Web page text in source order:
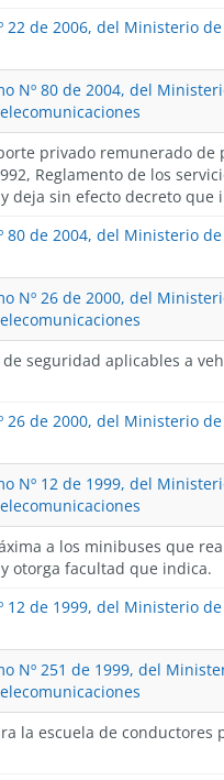
22 de 2006, del Ministerio
Nº 80 de 2004, del
privado remunerado de
Reglamento de los
deja sin efecto decreto que
80 de 2004, del Ministerio
Nº 26 de 2000, del
seguridad aplicables a
26 de 2000, del Ministerio
Nº 12 de 1999, del
a los minibuses que
otorga facultad que indica.
12 de 1999, del Ministerio
Nº 251 de 1999, del
la escuela de conductores